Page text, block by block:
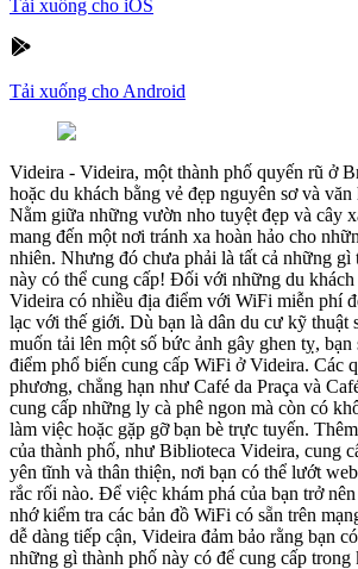
Tải xuống cho iOS
Tải xuống cho Android
Videira - Videira, một thành phố quyến rũ ở
hoặc du khách bằng vẻ đẹp nguyên sơ và
Nằm giữa những vườn nho tuyệt đẹp và cây
mang đến một nơi tránh xa hoàn hảo cho
nhiên. Nhưng đó chưa phải là tất cả những gì
này có thể cung cấp! Đối với những du khách
Videira có nhiều địa điểm với WiFi miễn phí
lạc với thế giới. Dù bạn là dân du cư kỹ thuật
muốn tải lên một số bức ảnh gây ghen tỵ, bạn
điểm phổ biến cung cấp WiFi ở Videira. Các
phương, chẳng hạn như Café da Praça và
cung cấp những ly cà phê ngon mà còn có
làm việc hoặc gặp gỡ bạn bè trực tuyến.
của thành phố, như Biblioteca Videira, cung
yên tĩnh và thân thiện, nơi bạn có thể lướt
rắc rối nào. Để việc khám phá của bạn trở
nhớ kiểm tra các bản đồ WiFi có sẵn trên
dễ dàng tiếp cận, Videira đảm bảo rằng bạn
những gì thành phố này có để cung cấp